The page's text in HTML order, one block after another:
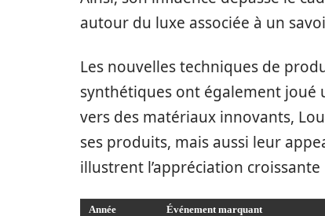
autour du luxe associée à un
Les nouvelles techniques de
synthétiques ont également joué
vers des matériaux innovants,
ses produits, mais aussi leur
illustrent l’appréciation
Année Événement marquant